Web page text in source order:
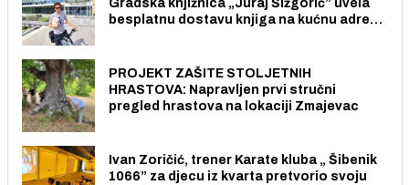
Gradska knjižnica „Juraj Šižgorić” uvela
besplatnu dostavu knjiga na kućnu adresu
PROJEKT ZAŠITE STOLJETNIH
HRASTOVA: Napravljen prvi stručni
pregled hrastova na lokaciji Zmajevac
Ivan Zoričić, trener Karate kluba „ Šibenik
1066” za djecu iz kvarta pretvorio svoju